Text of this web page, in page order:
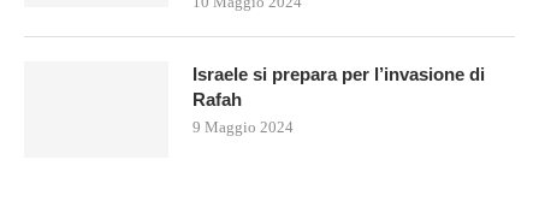
Israele si prepara per l’invasione di
Rafah
9 Maggio 2024